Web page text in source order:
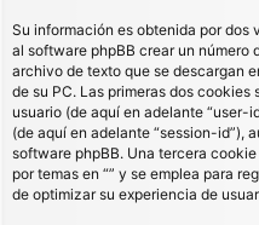
Su información es obtenida por dos
al software phpBB crear un número
archivo de texto que se descargan
de su PC. Las primeras dos
usuario (de aquí en adelante “user-
(de aquí en adelante “session-id”),
software phpBB. Una tercera
por temas en “” y se emplea para
de optimizar su experiencia de